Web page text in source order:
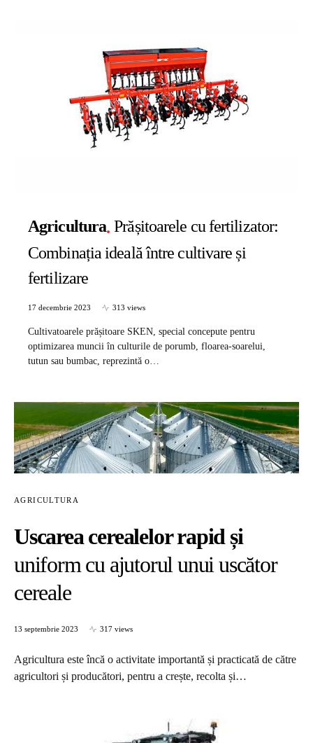
Agricultura Prășitoarele cu fertilizator:
Combinația ideală între cultivare și
fertilizare
17 decembrie 2023 313 views
Cultivatoarele prășitoare SKEN, special concepute pentru
optimizarea muncii în culturile de porumb, floarea-soarelui,
tutun sau bumbac, reprezintă o…
AGRICULTURA
Uscarea cerealelor rapid și
uniform cu ajutorul unui uscător
cereale
13 septembrie 2023 317 views
Agricultura este încă o activitate importantă și practicată de către
agricultori și producători, pentru a crește, recolta și…